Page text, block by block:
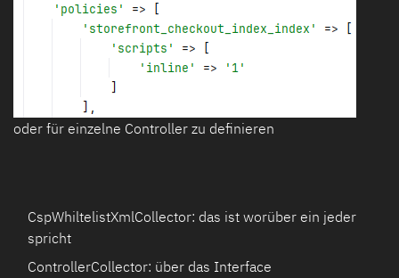
oder für einzelne Controller zu definieren
CspWhiltelistXmlCollector: das ist worüber ein jeder
spricht
ControllerCollector: über das Interface